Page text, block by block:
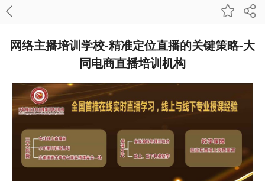
网络主播培训学校-精准定位直播的关键策略-大
同电商直播培训机构